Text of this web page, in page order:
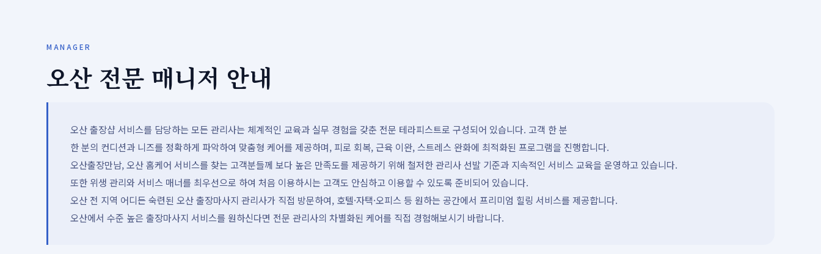
MANAGER
오산 전문 매니저 안내
오산 출장샵 서비스를 담당하는 모든 관리사는 체계적인 교육과 실무 경험을 갖춘 전문 테라피스트로 구성되어 있습니다. 고객 한 분
한 분의 컨디션과 니즈를 정확하게 파악하여 맞춤형 케어를 제공하며, 피로 회복, 근육 이완, 스트레스 완화에 최적화된 프로그램을 진행합니다.
오산출장만남, 오산 홈케어 서비스를 찾는 고객분들께 보다 높은 만족도를 제공하기 위해 철저한 관리사 선발 기준과 지속적인 서비스 교육을 운영하고 있습니다.
또한 위생 관리와 서비스 매너를 최우선으로 하여 처음 이용하시는 고객도 안심하고 이용할 수 있도록 준비되어 있습니다.
오산 전 지역 어디든 숙련된 오산 출장마사지 관리사가 직접 방문하여, 호텔·자택·오피스 등 원하는 공간에서 프리미엄 힐링 서비스를 제공합니다.
오산에서 수준 높은 출장마사지 서비스를 원하신다면 전문 관리사의 차별화된 케어를 직접 경험해보시기 바랍니다.